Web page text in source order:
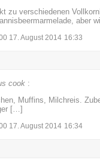
zu verschiedenen
aber
17. August 2014 16:33
cook :
Muffins, Milchreis.
[…]
17. August 2014 16:34